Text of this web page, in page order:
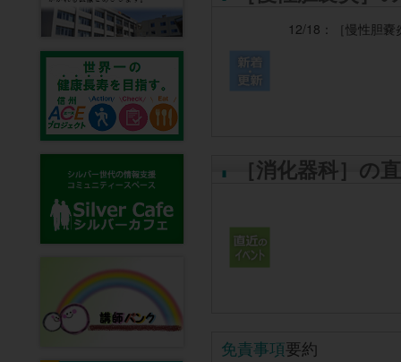
12/18： ［慢性胆
［消化器科］の
免責事項要約